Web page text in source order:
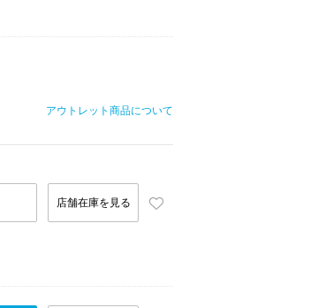
アウトレット商品について
店舗在庫を見る